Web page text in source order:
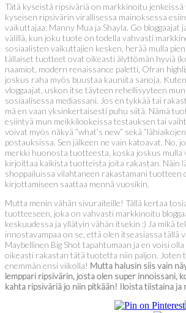
Tätä kyseistä ripsiväriä on markkinoitu jenkeissä
kyseisen ripsivärin virallisessa mainoksessa
vaikuttajaa: Manny Mua ja Shayla. Go bloggaajat
välillä, kun joku tuote on todella vahvasti
sosiaalisten vaikuttajien kesken, herää mulla
tällaiset tuotteet ovat oikeasti älyttömän hyviä
naamiot, modern renaissance paletti, Ofran
joskus raha myös buustaa kauniita sanoja.
vloggaajat, uskon itse täyteen rehellisyyteen mun
sosiaalisessa mediassani. Jos en tykkää tai
mä en vaan yksinkertaisesti puhu siitä. Nämä
esiintyä mun meikkilookeissa testauksen tai
voivat myös näkyä ”what’s new” sekä
postauksissa. Sen jälkeen ne vain katoavat. No,
merkki huonosta tuotteesta, koska joskus mulla
kirjoittaa kaikista tuotteista joita rakastan. Näin
shoppailuissa vilahtaneen rakastamani tuotteen
kirjottamiseen saattaa mennä vuosikin.
Mutta menin vähän sivuraiteille! Tällä kertaa
tuotteeseen, joka on vahvasti markkinoitu
keskuudessa ja yllätyin vähän itsekin :) Ja mikä
innostavampaa on se, että olen itseasiassa tällä
Maybellinen Big Shot tapahtumaan ja en voisi
oikeasti rakastan tätä tuotetta niin paljon. Joten
enemmän ensi viikolla! Mutta halusin siis vain
lemppari ripsivärin, josta olen super innoissani,
kahta ripsiväriä jo niin pitkään! Iloista tiistaina ja